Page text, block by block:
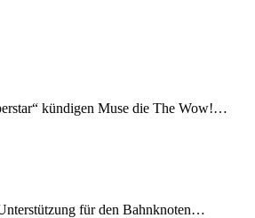
kündigen Muse die The Wow!…
für den Bahnknoten…